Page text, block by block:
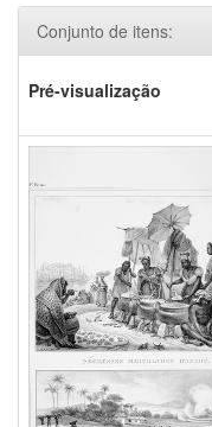
Conjunto de itens:
Pré-visualização